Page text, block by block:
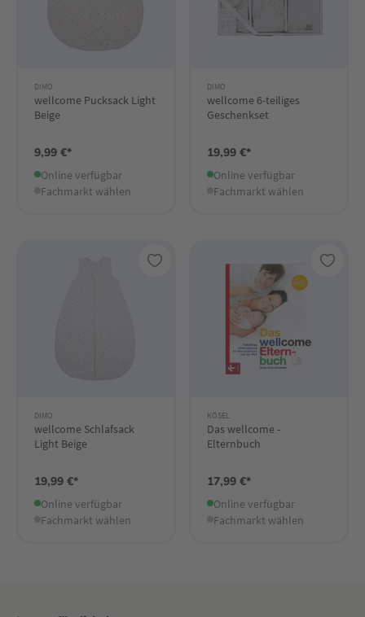
DIMO
wellcome Pucksack Light
Beige
9,99 €*
Online verfügbar
Fachmarkt wählen
DIMO
wellcome 6-teiliges
Geschenkset
19,99 €*
Online verfügbar
Fachmarkt wählen
DIMO
wellcome Schlafsack
Light Beige
19,99 €*
Online verfügbar
Fachmarkt wählen
KÖSEL
Das wellcome -
Elternbuch
17,99 €*
Online verfügbar
Fachmarkt wählen